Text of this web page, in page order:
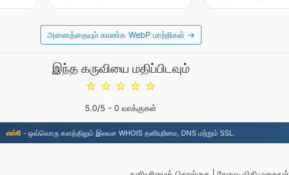
அனைத்தையும் காண்க WebP மாற்றிகள் →
இந்த கருவியை மதிப்பிடவும்
☆
☆
☆
☆
☆
5.0/5 - 0 வாக்குகள்
எஸ்6 - ஒவ்வொரு களத்திலும் இலவச WHOIS தனியுரிமை, DNS மற்றும் SSL.